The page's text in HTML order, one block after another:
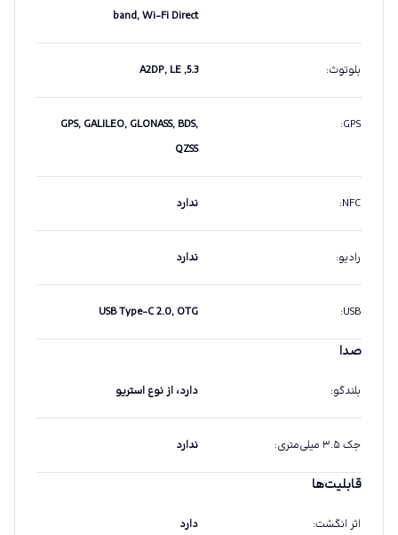
band, Wi-Fi Direct
بلوتوث:
5.3, A2DP, LE
GPS
:
GPS, GALILEO, GLONASS, BDS,
QZSS
NFC
: ندارد
رادیو: ندارد
USB
:
USB Type-C 2.0, OTG
صدا
بلندگو: دارد، از نوع استریو
جک ۳.۵ میلی‌متری : ندارد
قابلیت‌ها
اثر انگشت: دارد